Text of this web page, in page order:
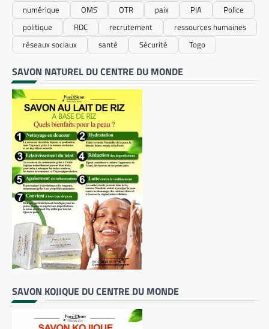
numérique OMS OTR paix PIA
Police
politique
RDC recrutement
ressources humaines
réseaux sociaux
santé Sécurité Togo
SAVON NATUREL DU CENTRE DU MONDE
SAVON KOJIQUE DU CENTRE DU MONDE